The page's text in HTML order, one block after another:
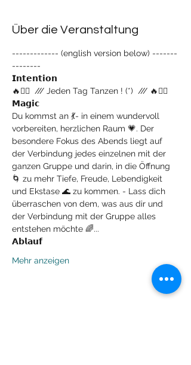
Über die Veranstaltung
------------- (english version below) -------
--------
𝗜𝗻𝘁𝗲𝗻𝘁𝗶𝗼𝗻
🔥❤‍💃  /// Jeden Tag Tanzen ! (*)  /// 🔥❤‍💃
𝗠𝗮𝗴𝗶𝗰
Du kommst an 💃- in einem wundervoll
vorbereiten, herzlichen Raum 💗. Der
besondere Fokus des Abends liegt auf
der Verbindung jedes einzelnen mit der
ganzen Gruppe und darin, in die Öffnung
🌀 zu mehr Tiefe, Freude, Lebendigkeit
und Ekstase 🌊 zu kommen. - Lass dich
überraschen von dem, was aus dir und
der Verbindung mit der Gruppe alles
entstehen möchte 🌈...
𝗔𝗯𝗹𝗮𝘂𝗳
Mehr anzeigen